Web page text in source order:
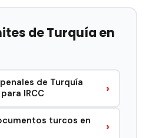
de Turquía en
de Turquía
IRCC
›
turcos en
›